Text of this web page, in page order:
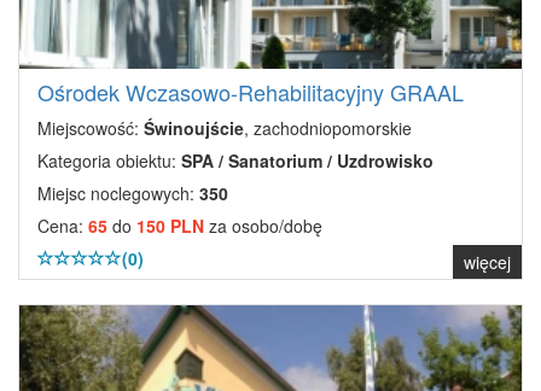
Ośrodek Wczasowo-Rehabilitacyjny GRAAL
Miejscowość: Świnoujście, zachodniopomorskie
Kategoria obiektu: SPA / Sanatorium / Uzdrowisko
Miejsc noclegowych: 350
Cena: 65 do 150 PLN za osobo/dobę
(0)
więcej